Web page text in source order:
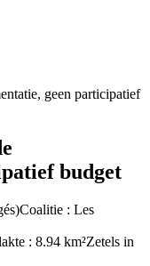
geen participatief
budget
)Coalitie : Les
: 8.94 km²Zetels in